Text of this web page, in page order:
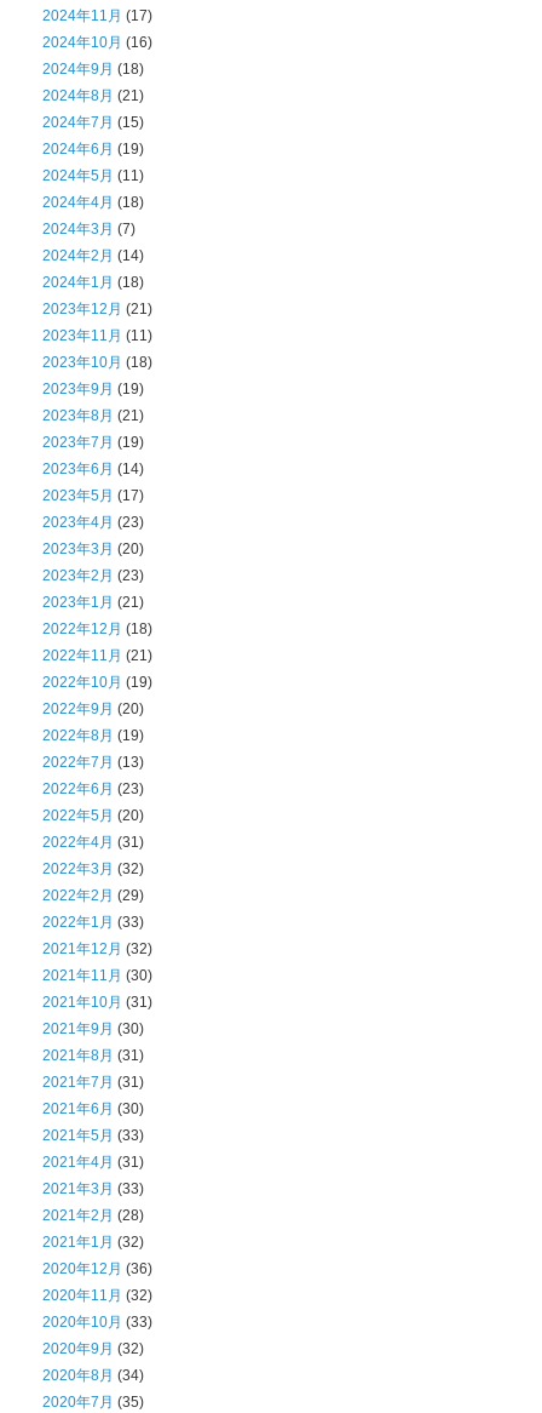
2024年11月 (17)
2024年10月 (16)
2024年9月 (18)
2024年8月 (21)
2024年7月 (15)
2024年6月 (19)
2024年5月 (11)
2024年4月 (18)
2024年3月 (7)
2024年2月 (14)
2024年1月 (18)
2023年12月 (21)
2023年11月 (11)
2023年10月 (18)
2023年9月 (19)
2023年8月 (21)
2023年7月 (19)
2023年6月 (14)
2023年5月 (17)
2023年4月 (23)
2023年3月 (20)
2023年2月 (23)
2023年1月 (21)
2022年12月 (18)
2022年11月 (21)
2022年10月 (19)
2022年9月 (20)
2022年8月 (19)
2022年7月 (13)
2022年6月 (23)
2022年5月 (20)
2022年4月 (31)
2022年3月 (32)
2022年2月 (29)
2022年1月 (33)
2021年12月 (32)
2021年11月 (30)
2021年10月 (31)
2021年9月 (30)
2021年8月 (31)
2021年7月 (31)
2021年6月 (30)
2021年5月 (33)
2021年4月 (31)
2021年3月 (33)
2021年2月 (28)
2021年1月 (32)
2020年12月 (36)
2020年11月 (32)
2020年10月 (33)
2020年9月 (32)
2020年8月 (34)
2020年7月 (35)